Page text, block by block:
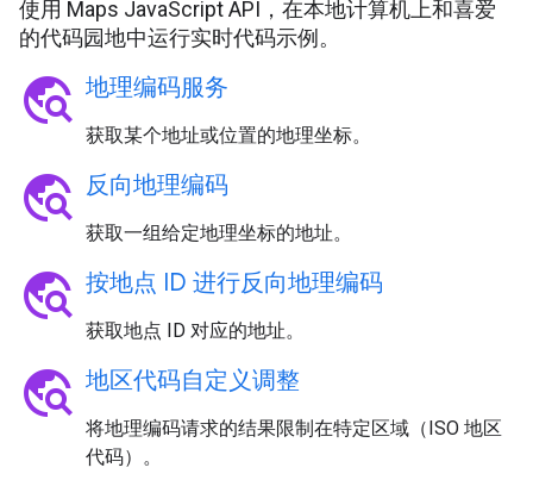
使用 Maps JavaScript API，在本地计算机上和喜爱
的代码园地中运行实时代码示例。
travel_explore 地理编码服务
获取某个地址或位置的地理坐标。
travel_explore 反向地理编码
获取一组给定地理坐标的地址。
travel_explore 按地点 ID 进行反向地理编码
获取地点 ID 对应的地址。
travel_explore 地区代码自定义调整
将地理编码请求的结果限制在特定区域（ISO 地区
代码）。